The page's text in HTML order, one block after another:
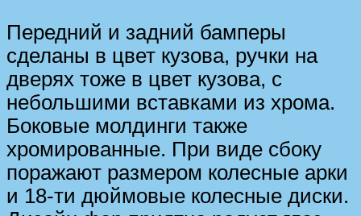
Передний и задний бамперы
сделаны в цвет кузова, ручки на
дверях тоже в цвет кузова, с
небольшими вставками из хрома.
Боковые молдинги также
хромированные. При виде сбоку
поражают размером колесные арки
и 18-ти дюймовые колесные диски.